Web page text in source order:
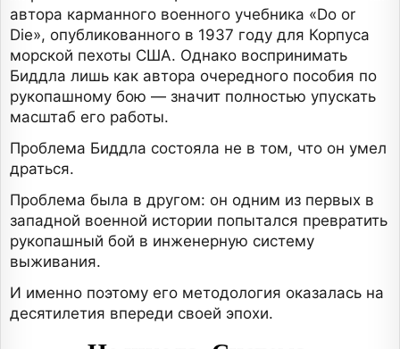
автора карманного военного учебника «Do or
Die», опубликованного в 1937 году для Корпуса
морской пехоты США. Однако воспринимать
Биддла лишь как автора очередного пособия по
рукопашному бою — значит полностью упускать
масштаб его работы.
Проблема Биддла состояла не в том, что он умел
драться.
Проблема была в другом: он одним из первых в
западной военной истории попытался превратить
рукопашный бой в инженерную систему
выживания.
И именно поэтому его методология оказалась на
десятилетия впереди своей эпохи.